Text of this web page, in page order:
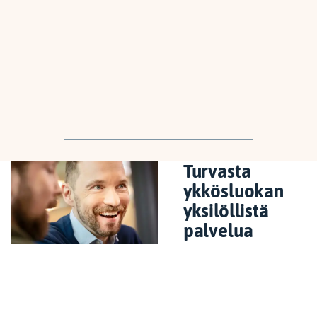
Turvasta
ykkösluokan
yksilöllistä
palvelua